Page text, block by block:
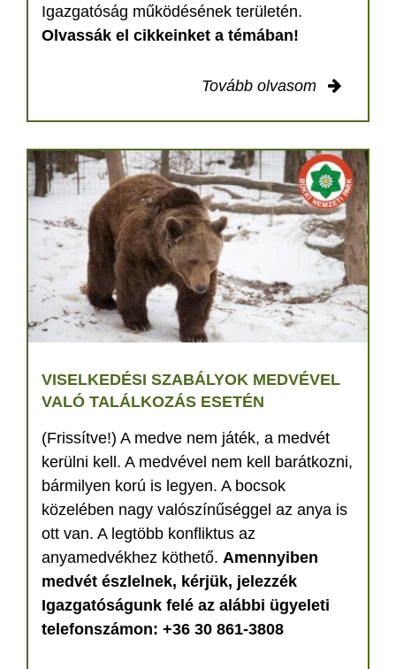
Igazgatóság működésének területén.
Olvassák el cikkeinket a témában!
Tovább olvasom
VISELKEDÉSI SZABÁLYOK MEDVÉVEL
VALÓ TALÁLKOZÁS ESETÉN
(Frissítve!) A medve nem játék, a medvét
kerülni kell. A medvével nem kell barátkozni,
bármilyen korú is legyen. A bocsok
közelében nagy valószínűséggel az anya is
ott van. A legtöbb konfliktus az
anyamedvékhez köthető. Amennyiben
medvét észlelnek, kérjük, jelezzék
Igazgatóságunk felé az alábbi ügyeleti
telefonszámon: +36 30 861-3808